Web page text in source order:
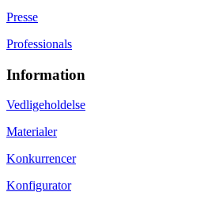
Presse
Professionals
Information
Vedligeholdelse
Materialer
Konkurrencer
Konfigurator